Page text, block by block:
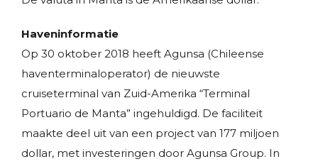
Haveninformatie
Op 30 oktober 2018 heeft Agunsa (Chileense
haventerminaloperator) de nieuwste
cruiseterminal van Zuid-Amerika “Terminal
Portuario de Manta” ingehuldigd. De faciliteit
maakte deel uit van een project van 177 miljoen
dollar, met investeringen door Agunsa Group. In